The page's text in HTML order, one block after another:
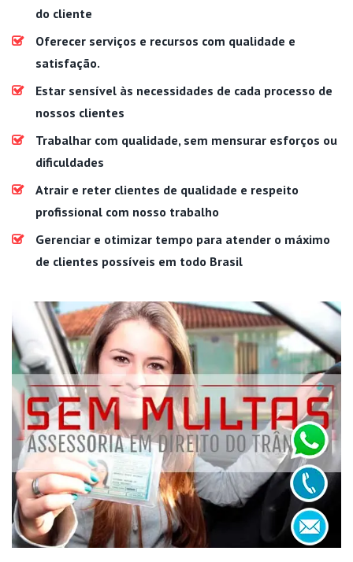
do cliente
Oferecer serviços e recursos com qualidade e
satisfação.
Estar sensível às necessidades de cada processo de
nossos clientes
Trabalhar com qualidade, sem mensurar esforços ou
dificuldades
Atrair e reter clientes de qualidade e respeito
profissional com nosso trabalho
Gerenciar e otimizar tempo para atender o máximo
de clientes possíveis em todo Brasil